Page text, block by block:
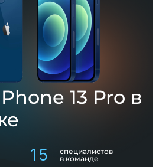
13 Pro в
15
специалистов
в команде